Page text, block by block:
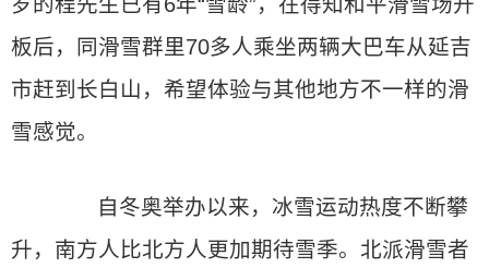
板后，同滑雪群里70多人乘坐两辆大巴车从延吉
市赶到长白山，希望体验与其他地方不一样的滑
雪感觉。
自冬奥举办以来，冰雪运动热度不断攀
升，南方人比北方人更加期待雪季。北派滑雪者